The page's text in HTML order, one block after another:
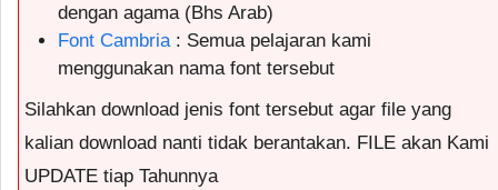
dengan agama (Bhs Arab)
Font Cambria : Semua pelajaran kami
menggunakan nama font tersebut
Silahkan download jenis font tersebut agar file yang
kalian download nanti tidak berantakan. FILE akan Kami
UPDATE tiap Tahunnya